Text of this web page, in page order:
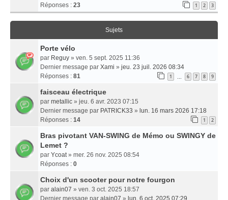
Réponses : 23 1 2 3
Sujets
Porte vélo
par Reguy » ven. 5 sept. 2025 11:36
Dernier message par Xami » jeu. 23 juil. 2026 08:34
Réponses : 81 1 6 7 8 9
faisceau électrique
par metallic » jeu. 6 avr. 2023 07:15
Dernier message par PATRICK33 » lun. 16 mars 2026 17:18
Réponses : 14 1 2
Bras pivotant VAN-SWING de Mémo ou SWINGY de
Lemet ?
par Ycoat» mer. 26 nov. 2025 08:54
Réponses : 0
Choix d'un scooter pour notre fourgon
par alain07 » ven. 3 oct. 2025 18:57
Dernier message par alain07 » lun. 6 oct. 2025 07:29